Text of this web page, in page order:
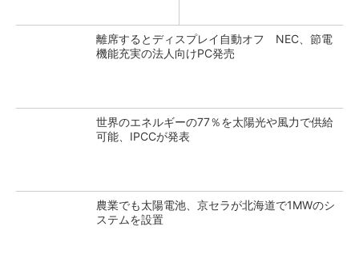
離席するとディスプレイ自動オフ NEC、節電
機能充実の法人向けPC発売
世界のエネルギーの77％を太陽光や風力で供給
可能、IPCCが発表
農業でも太陽電池、京セラが北海道で1MWのシ
ステムを設置